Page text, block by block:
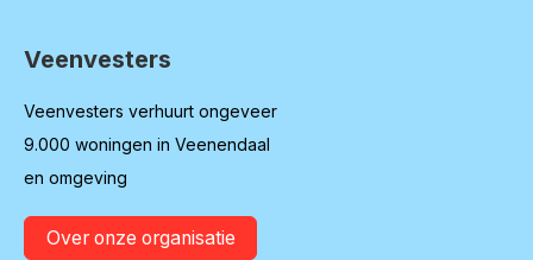
Contactinformatie
Veenvesters
Veenvesters verhuurt ongeveer
9.000 woningen in Veenendaal
en omgeving
Over onze organisatie